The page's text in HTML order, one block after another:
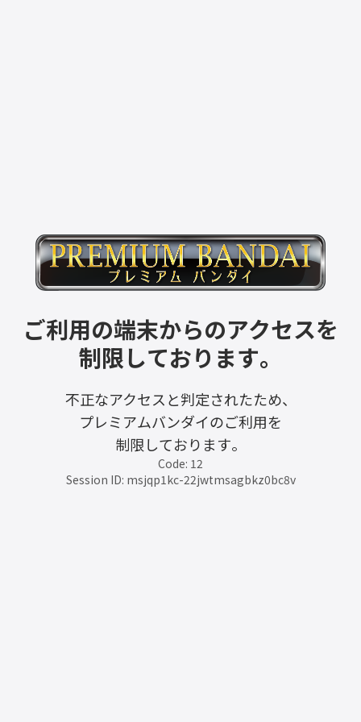
ご利用の端末からのアクセスを
制限しております。
不正なアクセスと判定されたため、
プレミアムバンダイのご利用を
制限しております。
Code: 12
Session ID: msjqp1kc-22jwtmsagbkz0bc8v